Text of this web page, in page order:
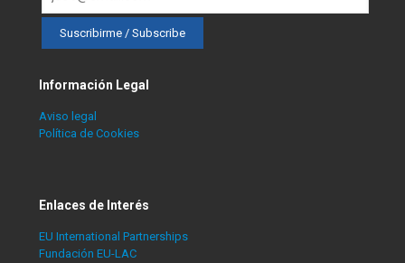
Información Legal
Aviso legal
Política de Cookies
Enlaces de Interés
EU International Partnerships
Fundación EU-LAC